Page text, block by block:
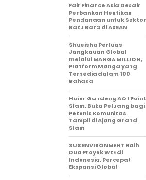
Fair Finance Asia Desak
Perbankan Hentikan
Pendanaan untuk Sektor
Batu Bara di ASEAN
Shueisha Perluas
Jangkauan Global
melalui MANGA MILLION,
Platform Manga yang
Tersedia dalam 100
Bahasa
Haier Gandeng AO 1 Point
Slam, Buka Peluang bagi
Petenis Komunitas
Tampil di Ajang Grand
Slam
SUS ENVIRONMENT Raih
Dua Proyek WtE di
Indonesia, Percepat
Ekspansi Global